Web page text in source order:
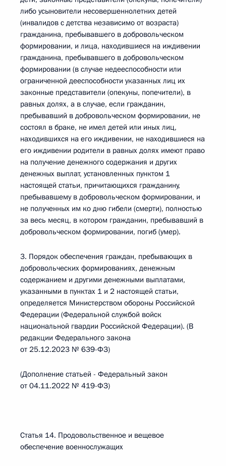
либо усыновители несовершеннолетних детей
(инвалидов с детства независимо от возраста)
гражданина, пребывавшего в добровольческом
формировании, и лица, находившиеся на иждивении
гражданина, пребывавшего в добровольческом
формировании (в случае недееспособности или
ограниченной дееспособности указанных лиц их
законные представители (опекуны, попечители), в
равных долях, а в случае, если гражданин,
пребывавший в добровольческом формировании, не
состоял в браке, не имел детей или иных лиц,
находившихся на его иждивении, не находившиеся на
его иждивении родители в равных долях имеют право
на получение денежного содержания и других
денежных выплат, установленных пунктом 1
настоящей статьи, причитающихся гражданину,
пребывавшему в добровольческом формировании, и
не полученных им ко дню гибели (смерти), полностью
за весь месяц, в котором гражданин, пребывавший в
добровольческом формировании, погиб (умер).
3. Порядок обеспечения граждан, пребывающих в
добровольческих формированиях, денежным
содержанием и другими денежными выплатами,
указанными в пунктах 1 и 2 настоящей статьи,
определяется Министерством обороны Российской
Федерации (Федеральной службой войск
национальной гвардии Российской Федерации). (В
редакции Федерального закона
от 25.12.2023 № 639-ФЗ)
(Дополнение статьей - Федеральный закон
от 04.11.2022 № 419-ФЗ)
Статья 14. Продовольственное и вещевое
обеспечение военнослужащих